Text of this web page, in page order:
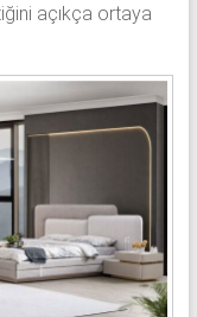
açıkça ortaya